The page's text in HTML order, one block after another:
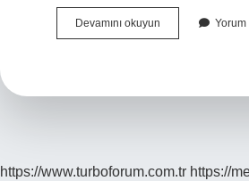
Devamını okuyun
Düzenleyen
Yorum
https://www.turboforum.com.tr https://